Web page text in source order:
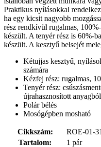
Praktikus nyílásokkal
ha egy kicsit nagyobb
rész rendkívül rugalmas,
készült. A tenyér rész is 60%-
készült. A kesztyű belsejét
Kétujjas kesztyű,
számára
Kézfej rész: rugalmas,
Tenyér rész:
újrahasznosított anyagból
Polár bélés
Mosógépben mosható
Cikkszám:
ROE-01-
Tartalom:
1 pár